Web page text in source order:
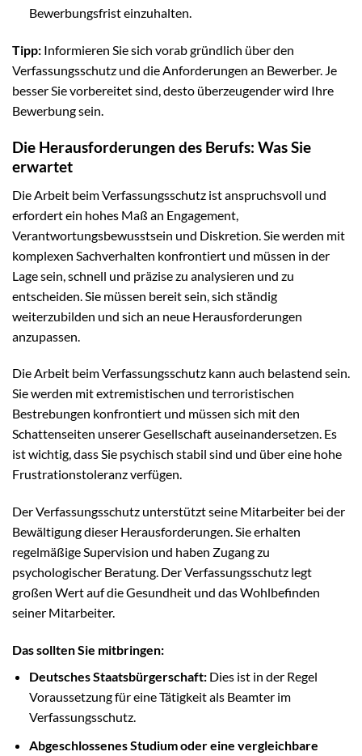
Bewerbungsfrist einzuhalten.
Tipp: Informieren Sie sich vorab gründlich über den
Verfassungsschutz und die Anforderungen an Bewerber. Je
besser Sie vorbereitet sind, desto überzeugender wird Ihre
Bewerbung sein.
Die Herausforderungen des Berufs: Was Sie
erwartet
Die Arbeit beim Verfassungsschutz ist anspruchsvoll und
erfordert ein hohes Maß an Engagement,
Verantwortungsbewusstsein und Diskretion. Sie werden mit
komplexen Sachverhalten konfrontiert und müssen in der
Lage sein, schnell und präzise zu analysieren und zu
entscheiden. Sie müssen bereit sein, sich ständig
weiterzubilden und sich an neue Herausforderungen
anzupassen.
Die Arbeit beim Verfassungsschutz kann auch belastend sein.
Sie werden mit extremistischen und terroristischen
Bestrebungen konfrontiert und müssen sich mit den
Schattenseiten unserer Gesellschaft auseinandersetzen. Es
ist wichtig, dass Sie psychisch stabil sind und über eine hohe
Frustrationstoleranz verfügen.
Der Verfassungsschutz unterstützt seine Mitarbeiter bei der
Bewältigung dieser Herausforderungen. Sie erhalten
regelmäßige Supervision und haben Zugang zu
psychologischer Beratung. Der Verfassungsschutz legt
großen Wert auf die Gesundheit und das Wohlbefinden
seiner Mitarbeiter.
Das sollten Sie mitbringen:
Deutsches Staatsbürgerschaft:Dies ist in der Regel
Voraussetzung für eine Tätigkeit als Beamter im
Verfassungsschutz.
Abgeschlossenes Studium oder eine vergleichbare